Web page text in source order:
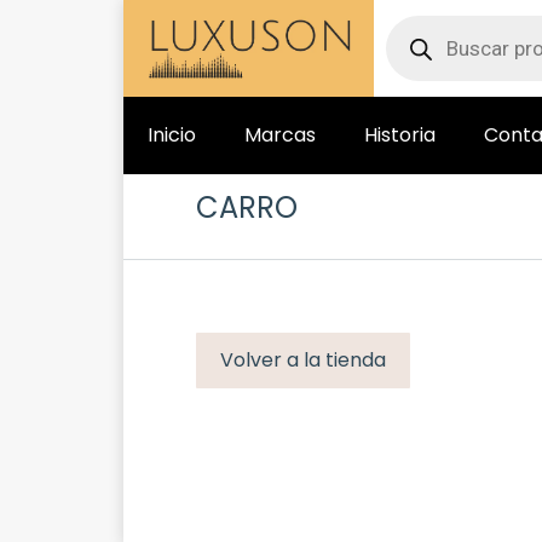
Inicio Marcas Historia
CARRO
Volver a la tienda